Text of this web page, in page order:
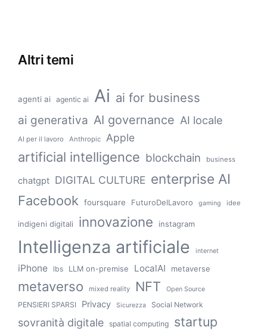
Altri temi
agenti ai agentic ai Ai ai for business
ai generativa AI governance AI locale
AI per il lavoro Anthropic Apple
artificial intelligence blockchain business
chatgpt DIGITAL CULTURE enterprise AI
Facebook foursquare FuturoDelLavoro gaming idee
indigeni digitali innovazione instagram
Intelligenza artificiale internet
iPhone lbs LLM on-premise LocalAI metaverse
metaverso mixed reality NFT Open Source
PENSIERI SPARSI Privacy Sicurezza Social Network
sovranità digitale spatial computing startup